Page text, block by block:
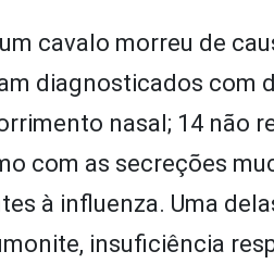
cavalo morreu de
diagnosticados com
nasal; 14 não
com as secreções
à influenza. Uma
insuficiência